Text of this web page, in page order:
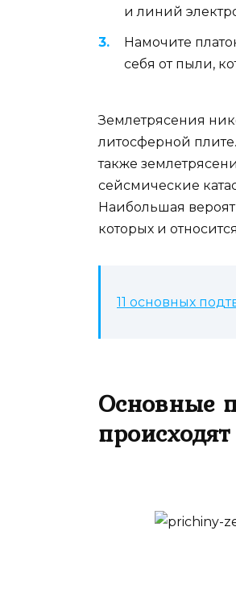
и линий
Намочите
себя от пыли,
Землетрясения
литосферной
также
сейсмические
Наибольшая
которых и
11 основных
Основные